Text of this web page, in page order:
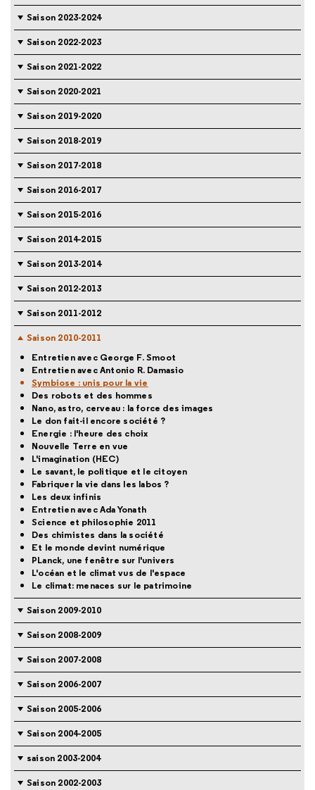
Saison 2023-2024
Saison 2022-2023
Saison 2021-2022
Saison 2020-2021
Saison 2019-2020
Saison 2018-2019
Saison 2017-2018
Saison 2016-2017
Saison 2015-2016
Saison 2014-2015
Saison 2013-2014
Saison 2012-2013
Saison 2011-2012
Saison 2010-2011
Entretien avec George F. Smoot
Entretien avec Antonio R. Damasio
Symbiose : unis pour la vie
Des robots et des hommes
Nano, astro, cerveau : la force des images
Le don fait-il encore société ?
Energie : l'heure des choix
Nouvelle Terre en vue
L'imagination (HEC)
Le savant, le politique et le citoyen
Fabriquer la vie dans les labos ?
Les deux infinis
Entretien avec Ada Yonath
Science et philosophie 2011
Des chimistes dans la société
Et le monde devint numérique
PLanck, une fenêtre sur l'univers
L'océan et le climat vus de l'espace
Le climat: menaces sur le patrimoine
Saison 2009-2010
Saison 2008-2009
Saison 2007-2008
Saison 2006-2007
Saison 2005-2006
Saison 2004-2005
saison 2003-2004
Saison 2002-2003